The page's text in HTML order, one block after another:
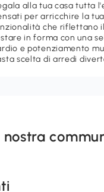
alla tua casa tutta
per arricchire la
che riflettano
in forma con una
e potenziamento
scelta di arredi
nostra